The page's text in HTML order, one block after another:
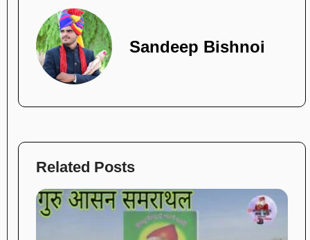
Sandeep Bishnoi
Related Posts